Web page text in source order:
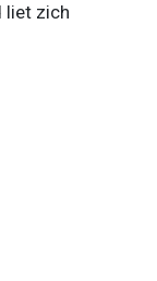
liet zich